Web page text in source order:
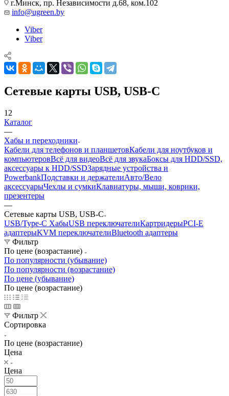
г.Минск, пр. Независимости д.68, ком.102
info@ugreen.by
Viber
Viber
Сетевые карты USB, USB-C
12
Каталог
—
Хабы и переходники
Кабели для телефонов и планшетовКабели для ноутбуков и
компьютеровВсё для видеоВсё для звукаБоксы для HDD/SSD,
аксессуары к HDD/SSDЗарядные устройства и
PowerbankПодставки и держателиАвто/Вело
аксессуарыЧехлы и сумкиКлавиатуры, мыши, коврики,
презентеры
—
Сетевые карты USB, USB-C
USB/Type-C ХабыUSB переключателиКартридерыPCI-E
адаптерыKVM переключателиBluetooth адаптеры
Фильтр
По цене (возрастание)
По популярности (убывание)
По популярности (возрастание)
По цене (убывание)
По цене (возрастание)
Фильтр
Сортировка
По цене (возрастание)
Цена
Цена